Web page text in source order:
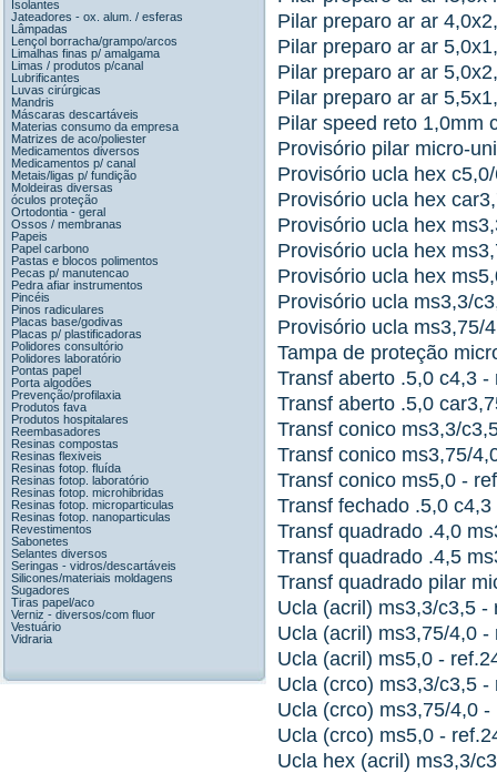
Isolantes
Jateadores - ox. alum. / esferas
Lâmpadas
Lençol borracha/grampo/arcos
Limalhas finas p/ amalgama
Limas / produtos p/canal
Lubrificantes
Luvas cirúrgicas
Mandris
Máscaras descartáveis
Materias consumo da empresa
Matrizes de aco/poliester
Medicamentos diversos
Medicamentos p/ canal
Metais/ligas p/ fundição
Moldeiras diversas
óculos proteção
Ortodontia - geral
Ossos / membranas
Papeis
Papel carbono
Pastas e blocos polimentos
Pecas p/ manutencao
Pedra afiar instrumentos
Pincéis
Pinos radiculares
Placas base/godivas
Placas p/ plastificadoras
Polidores consultório
Polidores laboratório
Pontas papel
Porta algodões
Prevenção/profilaxia
Produtos fava
Produtos hospitalares
Reembasadores
Resinas compostas
Resinas flexiveis
Resinas fotop. fluída
Resinas fotop. laboratório
Resinas fotop. microhibridas
Resinas fotop. microparticulas
Resinas fotop. nanoparticulas
Revestimentos
Sabonetes
Selantes diversos
Seringas - vidros/descartáveis
Silicones/materiais moldagens
Sugadores
Tiras papel/aco
Verniz - diversos/com fluor
Vestuário
Vidraria
Pilar preparo ar ar
Pilar preparo ar ar
Pilar preparo ar ar
Pilar preparo ar ar
Pilar speed reto 1,0mm
Provisório pilar micro-
Provisório ucla hex
Provisório ucla hex
Provisório ucla hex
Provisório ucla hex
Provisório ucla hex
Provisório ucla ms3,3/
Provisório ucla ms3,75/
Tampa de proteção
Transf aberto .5,0 c4,3 -
Transf aberto .5,0
Transf conico ms3,3/
Transf conico ms3,75/
Transf conico ms5,0 -
Transf fechado .5,0
Transf quadrado .4,0
Transf quadrado .4,5
Transf quadrado pilar
Ucla (acril) ms3,3/c3,5 -
Ucla (acril) ms3,75/4,0 -
Ucla (acril) ms5,0 -
Ucla (crco) ms3,3/c3,5 -
Ucla (crco) ms3,75/4,0 -
Ucla (crco) ms5,0 -
Ucla hex (acril) ms3,3/